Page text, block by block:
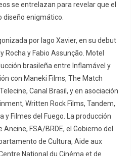
se entrelazan para revelar que el
diseño enigmático.
por Iago Xavier, en su debut
Rocha y Fabio Assunção. Motel
brasileña entre Inflamável y
con Maneki Films, The Match
Canal Brasil, y en asociación
Written Rock Films, Tandem,
y Filmes del Fuego. La producción
FSA/BRDE, el Gobierno del
de Cultura, Aide aux
National du Cinéma et de